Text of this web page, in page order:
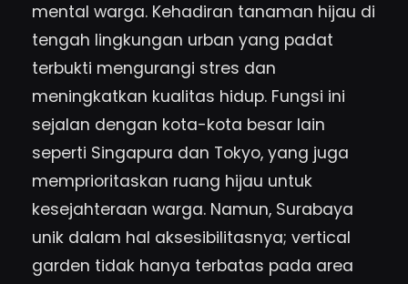
mental warga. Kehadiran tanaman hijau di
tengah lingkungan urban yang padat
terbukti mengurangi stres dan
meningkatkan kualitas hidup. Fungsi ini
sejalan dengan kota-kota besar lain
seperti Singapura dan Tokyo, yang juga
memprioritaskan ruang hijau untuk
kesejahteraan warga. Namun, Surabaya
unik dalam hal aksesibilitasnya; vertical
garden tidak hanya terbatas pada area